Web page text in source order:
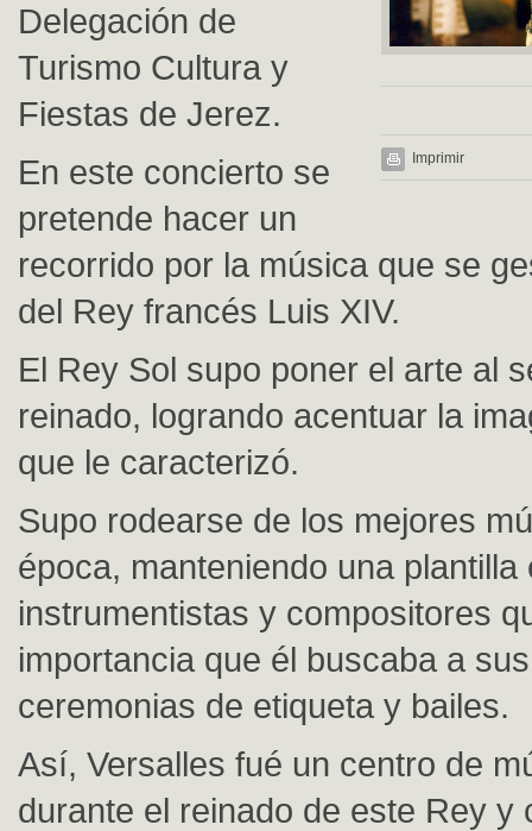
Imprimir
Delegación de
Turismo Cultura y
Fiestas de Jerez.
En este concierto se
pretende hacer un
recorrido por la música que se
del Rey francés Luis XIV.
El Rey Sol supo poner el arte al
reinado, logrando acentuar la
que le caracterizó.
Supo rodearse de los mejores
época, manteniendo una plantilla
instrumentistas y compositores
importancia que él buscaba a
ceremonias de etiqueta y bailes.
Así, Versalles fué un centro de
durante el reinado de este Rey y